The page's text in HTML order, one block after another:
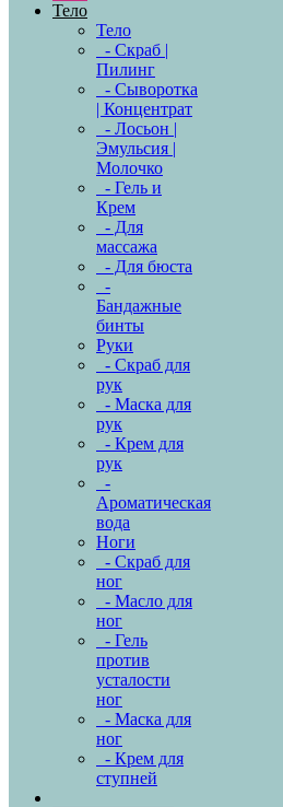
Тело
Тело
- Скраб |
Пилинг
- Сыворотка
| Концентрат
- Лосьон |
Эмульсия |
Молочко
- Гель и
Крем
- Для
массажа
- Для бюста
-
Бандажные
бинты
Руки
- Скраб для
рук
- Маска для
рук
- Крем для
рук
-
Ароматическая
вода
Ноги
- Скраб для
ног
- Масло для
ног
- Гель
против
усталости
ног
- Маска для
ног
- Крем для
ступней